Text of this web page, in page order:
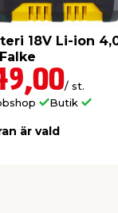
(utan
Falke
15 minuter
30 minuter
18V Li-ion
/ st.
Butik
är vald